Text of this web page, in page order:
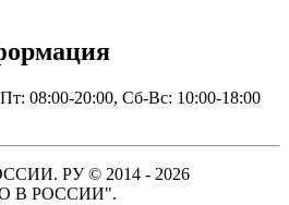
08:00-20:00, Сб-Вс: 10:00-18:00
РУ © 2014 - 2026
В РОССИИ".